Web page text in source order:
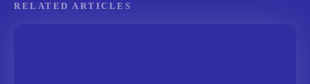
RELATED ARTICLES